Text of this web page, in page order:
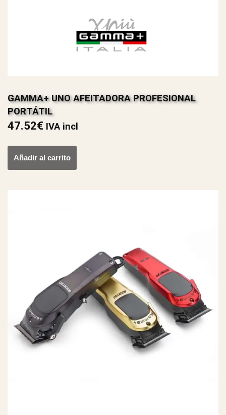
GAMMA+ UNO AFEITADORA PROFESIONAL
PORTÁTIL
47.52€ IVA incl
Añadir al carrito